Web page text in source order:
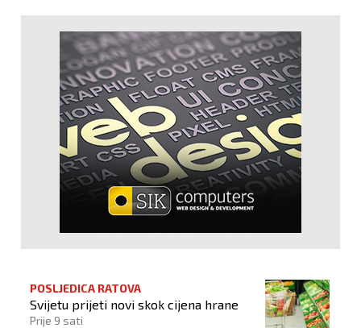
POSLJEDICA RATOVA
Svijetu prijeti novi skok cijena hrane
Prije 9 sati